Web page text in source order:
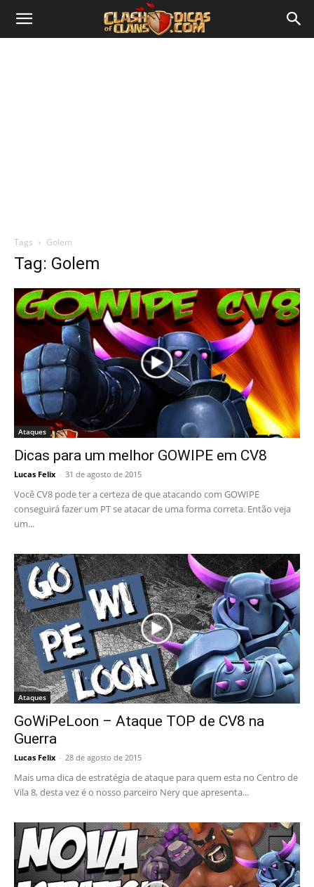
Tags Golem
Tag: Golem
Ataques
Dicas para um melhor GOWIPE em CV8
Lucas Felix - 31 de agosto de 2015
Você CV8 pode ter a certeza de que atacando com GOWIPE
conseguirá fazer um PT se atacar de uma forma correta. Então veja
um...
Ataques
GoWiPeLoon – Ataque TOP de CV8 na
Guerra
Lucas Felix - 28 de agosto de 2015
Mais uma dica de estratégia de ataque para quem esta no Centro de
Vila 8, desta vez é o nosso parceiro Nery que apresenta...